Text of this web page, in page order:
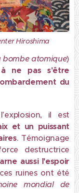
Hiroshima
bombe atomique)
ne pas s'être
du
il est
et un puissant
. Témoignage
destructrice
aussi l'espoir
ruines ont été
mondial de